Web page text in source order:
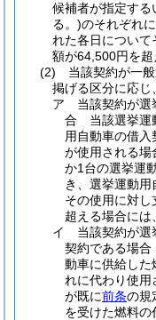
候補者が指定する
る。)のそれぞれ
れた各日について
額が64,500円を
(2)
当該契約が一
掲げる区分に応じ
ア
当該契約が
合 当該選挙運
用自動車の借
が使用される場
か1台の選挙運
き、選挙運動
その使用に対
超える場合には
イ
当該契約が選
契約である場
動車に供給した
れに代わり使用
が既に前条の規
を受けた燃料